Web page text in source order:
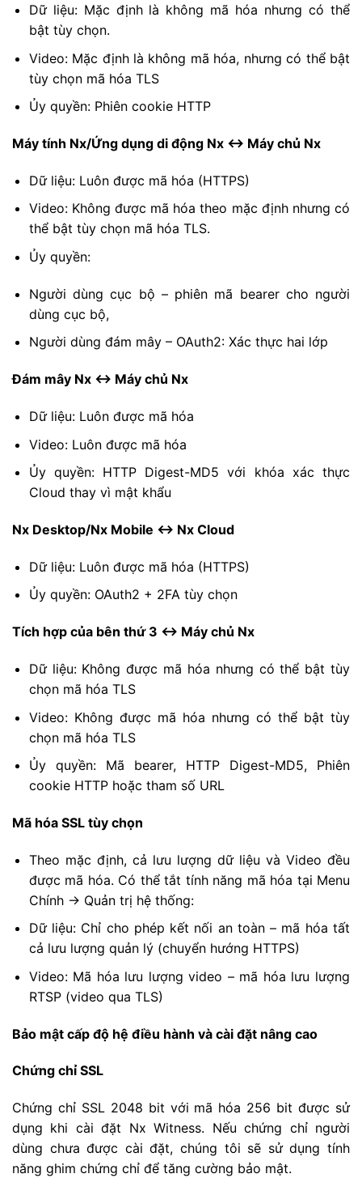
Dữ liệu: Mặc định là không mã hóa nhưng có thể
bật tùy chọn.
Video: Mặc định là không mã hóa, nhưng có thể bật
tùy chọn mã hóa TLS
Ủy quyền: Phiên cookie HTTP
Máy tính Nx/Ứng dụng di động Nx <-> Máy chủ Nx
Dữ liệu: Luôn được mã hóa (HTTPS)
Video: Không được mã hóa theo mặc định nhưng có
thể bật tùy chọn mã hóa TLS.
Ủy quyền:
Người dùng cục bộ – phiên mã bearer cho người
dùng cục bộ,
Người dùng đám mây – OAuth2: Xác thực hai lớp
Đám mây Nx <-> Máy chủ Nx
Dữ liệu: Luôn được mã hóa
Video: Luôn được mã hóa
Ủy quyền: HTTP Digest-MD5 với khóa xác thực
Cloud thay vì mật khẩu
Nx Desktop/Nx Mobile <-> Nx Cloud
Dữ liệu: Luôn được mã hóa (HTTPS)
Ủy quyền: OAuth2 + 2FA tùy chọn
Tích hợp của bên thứ 3 <-> Máy chủ Nx
Dữ liệu: Không được mã hóa nhưng có thể bật tùy
chọn mã hóa TLS
Video: Không được mã hóa nhưng có thể bật tùy
chọn mã hóa TLS
Ủy quyền: Mã bearer, HTTP Digest-MD5, Phiên
cookie HTTP hoặc tham số URL
Mã hóa SSL tùy chọn
Theo mặc định, cả lưu lượng dữ liệu và Video đều
được mã hóa. Có thể tắt tính năng mã hóa tại Menu
Chính -> Quản trị hệ thống:
Dữ liệu: Chỉ cho phép kết nối an toàn – mã hóa tất
cả lưu lượng quản lý (chuyển hướng HTTPS)
Video: Mã hóa lưu lượng video – mã hóa lưu lượng
RTSP (video qua TLS)
Bảo mật cấp độ hệ điều hành và cài đặt nâng cao
Chứng chỉ SSL
Chứng chỉ SSL 2048 bit với mã hóa 256 bit được sử
dụng khi cài đặt Nx Witness. Nếu chứng chỉ người
dùng chưa được cài đặt, chúng tôi sẽ sử dụng tính
năng ghim chứng chỉ để tăng cường bảo mật.